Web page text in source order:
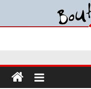
3ΗΜΕΡΗ ΕΚΔΡΟΜΗ ΣΤΗΝ
ΜΟΝΟΗΜΕΡΗ ΕΚΔΡΟΜΗ